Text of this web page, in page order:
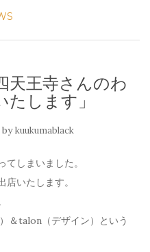
天王寺さんのわ
します」
bykuukumablack
しまいました。
店いたします。
＆talon（デザイン）という